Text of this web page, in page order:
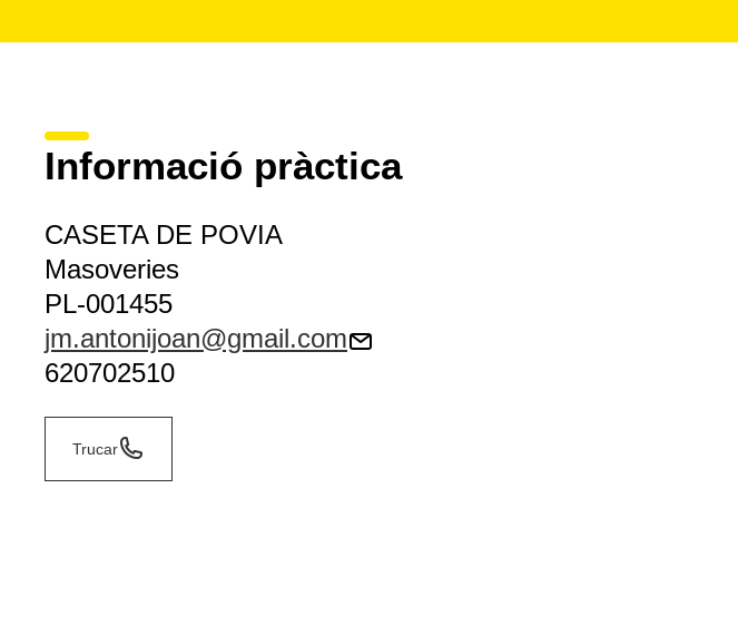
Informació pràctica
CASETA DE POVIA
Masoveries
PL-001455
jm.antonijoan@gmail.com
620702510
Trucar